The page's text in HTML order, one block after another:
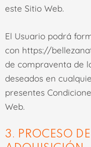
este Sitio Web.
El Usuario podrá
con https://
de compraventa de
deseados en
presentes
Web.
3. PROCESO